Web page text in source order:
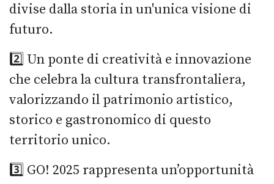
divise dalla storia in un'unica visione di
futuro.
2️⃣ Un ponte di creatività e innovazione
che celebra la cultura transfrontaliera,
valorizzando il patrimonio artistico,
storico e gastronomico di questo
territorio unico.
3️⃣ GO! 2025 rappresenta un’opportunità